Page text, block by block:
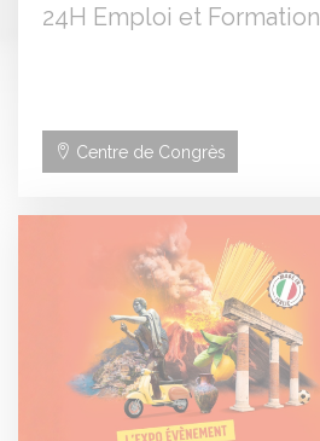
24H Emploi et Formation
Centre de Congrès